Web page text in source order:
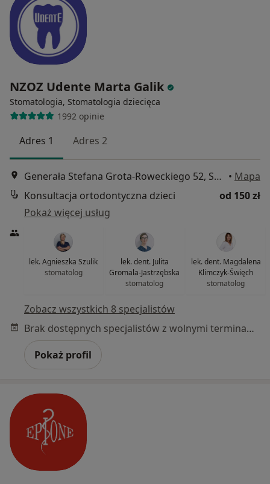
NZOZ Udente Marta Galik
Stomatologia, Stomatologia dziecięca
1992 opinie
Adres 1 Adres 2
Generała Stefana Grota-Roweckiego 52, Sosnowiec • Mapa
Konsultacja ortodontyczna dzieci
od 150 zł
Pokaż więcej usług
lek. Agnieszka Szulik
stomatolog
lek. dent. Julita
Gromala-Jastrzębska
stomatolog
lek. dent. Magdalena
Klimczyk-Święch
stomatolog
Zobacz wszystkich 8 specjalistów
Brak dostępnych specjalistów z wolnymi terminami w tym centrum medycznym.
Pokaż profil